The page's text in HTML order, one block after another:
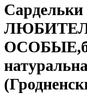
Сардельки